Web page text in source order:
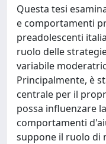
Questa tesi
e comportamenti
preadolescenti
ruolo delle
variabile
Principalmente, è
centrale per il
possa influenzare
comportamenti
suppone il ruolo di